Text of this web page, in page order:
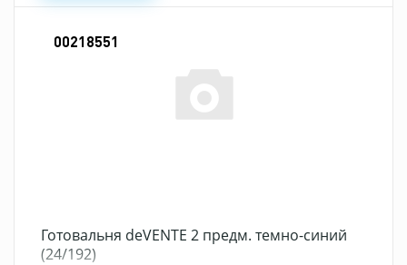
00218551
Готовальня deVENTE 2 предм. темно-синий
(24/192)